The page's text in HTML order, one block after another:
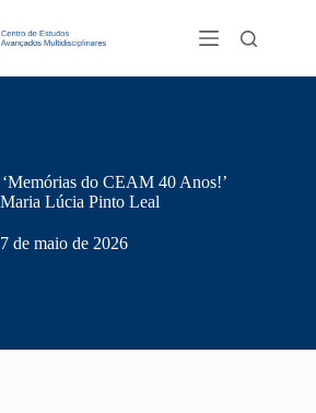
de ferramentas
do CEAM 40 Anos!’
Lúcia Pinto Leal
7 de maio de 2026